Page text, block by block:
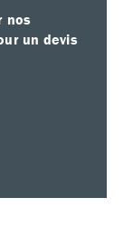
nos
un devis